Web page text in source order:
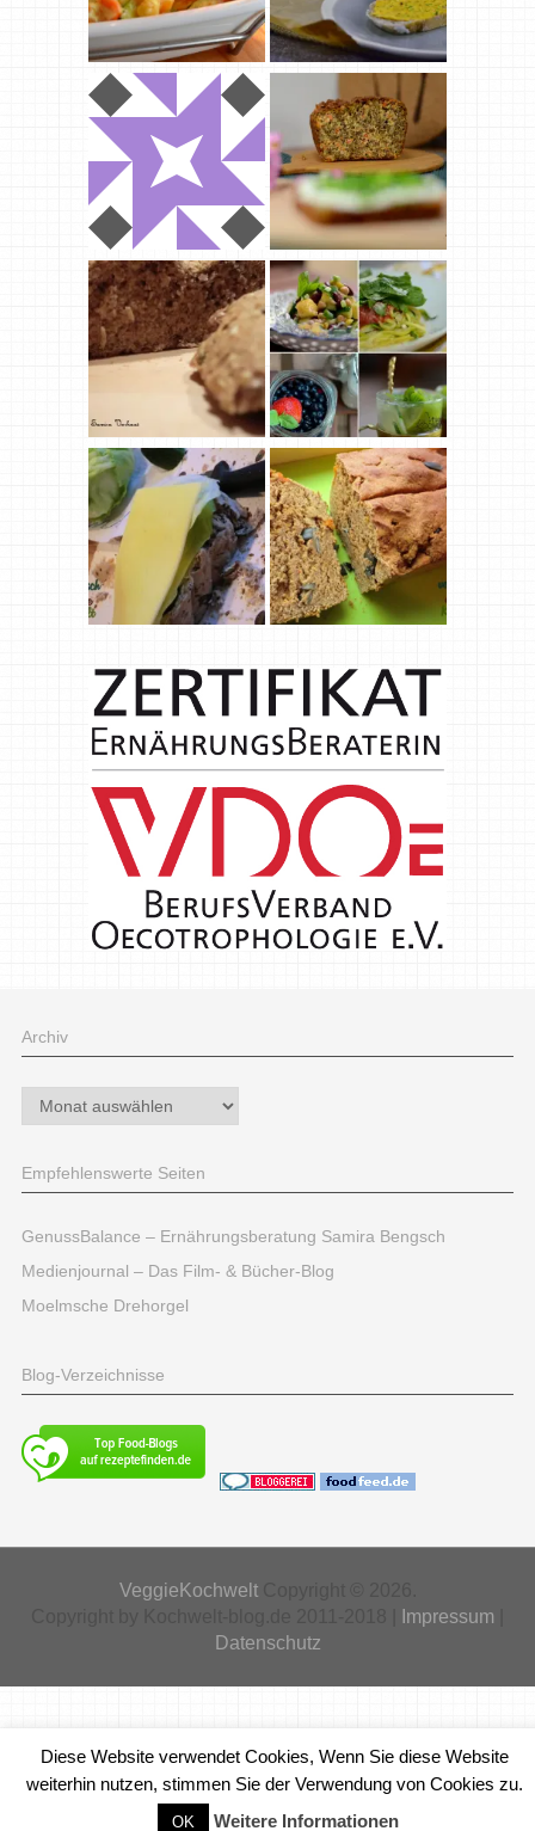
Archiv
Archiv
Empfehlenswerte Seiten
GenussBalance – Ernährungsberatung Samira Bengsch
Medienjournal – Das Film- & Bücher-Blog
Moelmsche Drehorgel
Blog-Verzeichnisse
VeggieKochweltCopyright © 2026.
Impressum
Datenschutz
Diese Website verwendet Cookies, Wenn Sie diese Website
weiterhin nutzen, stimmen Sie der Verwendung von Cookies zu.
OK Weitere Informationen